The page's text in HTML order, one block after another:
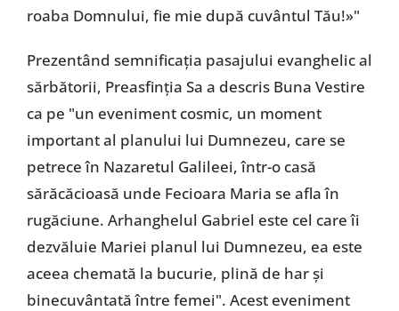
roaba Domnului, fie mie după cuvântul Tău!»"
Prezentând semnificaţia pasajului evanghelic al
sărbătorii, Preasfinţia Sa a descris Buna Vestire
ca pe "un eveniment cosmic, un moment
important al planului lui Dumnezeu, care se
petrece în Nazaretul Galileei, într-o casă
sărăcăcioasă unde Fecioara Maria se afla în
rugăciune. Arhanghelul Gabriel este cel care îi
dezvăluie Mariei planul lui Dumnezeu, ea este
aceea chemată la bucurie, plină de har şi
binecuvântată între femei". Acest eveniment